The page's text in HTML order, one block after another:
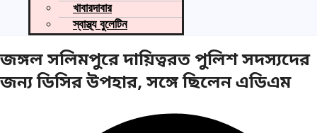
খাবারদাবার
স্বাস্থ্য বুলেটিন
জঙ্গল সলিমপুরে দায়িত্বরত পুলিশ সদস্যদের
জন্য ডিসির উপহার, সঙ্গে ছিলেন এডিএম